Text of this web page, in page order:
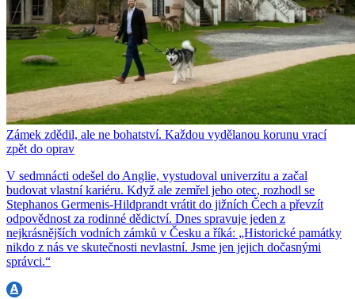
Zámek zdědil, ale ne bohatství. Každou vydělanou korunu vrací
zpět do oprav
V sedmnácti odešel do Anglie, vystudoval univerzitu a začal
budovat vlastní kariéru. Když ale zemřel jeho otec, rozhodl se
Stephanos Germenis-Hildprandt vrátit do jižních Čech a převzít
odpovědnost za rodinné dědictví. Dnes spravuje jeden z
nejkrásnějších vodních zámků v Česku a říká: „Historické památky
nikdo z nás ve skutečnosti nevlastní. Jsme jen jejich dočasnými
správci.“